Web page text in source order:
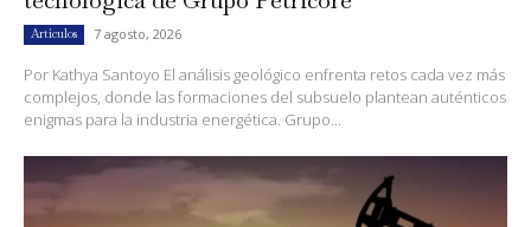
Artículos 7 agosto, 2026
Por Kathya Santoyo El análisis geológico enfrenta retos cada vez más
complejos, donde las formaciones del subsuelo plantean auténticos
enigmas para la industria energética. Grupo...